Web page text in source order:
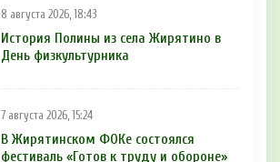
8 августа 2026, 18:43
История Полины из села Жирятино в
День физкультурника
7 августа 2026, 15:24
В Жирятинском ФОКе состоялся
фестиваль «Готов к труду и обороне»